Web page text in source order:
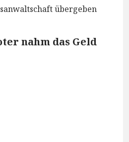
übergeben
nahm das Geld